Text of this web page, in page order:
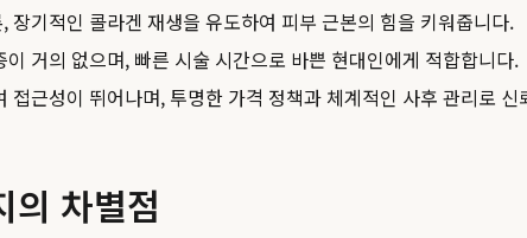
장기적인 콜라겐 재생을 유도하여 피부 근본의 힘을 키워줍니다.
거의 없으며, 빠른 시술 시간으로 바쁜 현대인에게 적합합니다.
접근성이 뛰어나며, 투명한 가격 정책과 체계적인 사후 관리로 신
의 차별점